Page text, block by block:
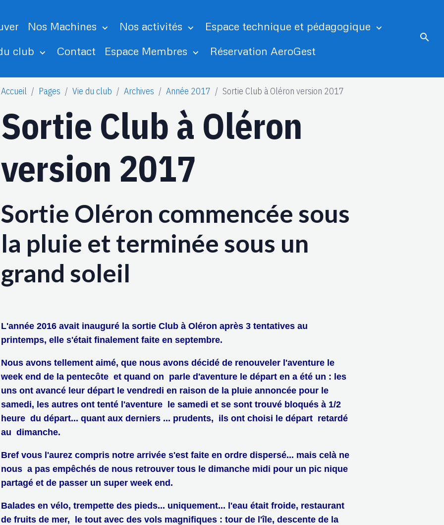
Nos Machines Nos activités
Espace technique et pédagogique
club
Contact Espace Membres Réservation AeroGest
Accueil Pages Vie du club Archives Année 2017 Sortie Club à Oléron version 2017
Sortie Club à Oléron
version 2017
Sortie Oléron commencée sous
la pluie et terminée sous un
grand soleil
L'année 2016 avait inauguré la sortie Club à Oléron après 3 tentatives au
printemps, elle s'était finalement faite en septembre.
Nous avons tellement aimé, que nous avons décidé de renouveler l'aventure le
week end de la pentecôte et quand on parle d'aventure le départ en a été un : les
uns ont avancé leur départ le vendredi en raison de la pluie annoncée pour le
samedi, les autres ont tenté l'aventure le samedi et se sont trouvé bloqués à 1/2
heure du départ... quant aux derniers ... prudents, ils ont choisi le départ retardé
au dimanche.
Bref vous l'aurez compris notre arrivée s'est faite en ordre dispersé... mais celà ne
nous a pas empêchés de nous retrouver tous le dimanche midi pour un pic nique
partagé et de passer un super week end.
Balades en vélo, trempette des pieds... uniquement... l'eau était froide, restaurant
de fruits de mer, le tout avec des vols magnifiques : tour de l'île, descente de la